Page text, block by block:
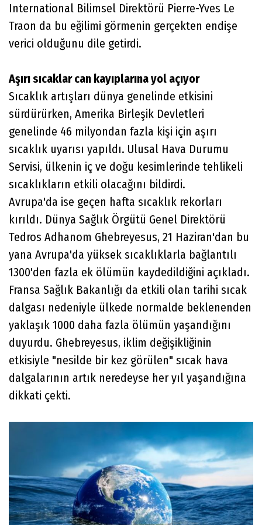
International Bilimsel Direktörü Pierre-Yves Le
Traon da bu eğilimi görmenin gerçekten endişe
verici olduğunu dile getirdi.
Aşırı sıcaklar can kayıplarına yol açıyor
Sıcaklık artışları dünya genelinde etkisini
sürdürürken, Amerika Birleşik Devletleri
genelinde 46 milyondan fazla kişi için aşırı
sıcaklık uyarısı yapıldı. Ulusal Hava Durumu
Servisi, ülkenin iç ve doğu kesimlerinde tehlikeli
sıcaklıkların etkili olacağını bildirdi.
Avrupa'da ise geçen hafta sıcaklık rekorları
kırıldı. Dünya Sağlık Örgütü Genel Direktörü
Tedros Adhanom Ghebreyesus, 21 Haziran'dan bu
yana Avrupa'da yüksek sıcaklıklarla bağlantılı
1300'den fazla ek ölümün kaydedildiğini açıkladı.
Fransa Sağlık Bakanlığı da etkili olan tarihi sıcak
dalgası nedeniyle ülkede normalde beklenenden
yaklaşık 1000 daha fazla ölümün yaşandığını
duyurdu. Ghebreyesus, iklim değişikliğinin
etkisiyle "nesilde bir kez görülen" sıcak hava
dalgalarının artık neredeyse her yıl yaşandığına
dikkati çekti.